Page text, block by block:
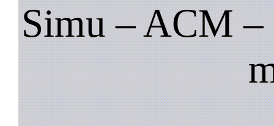
Simu – ACM –